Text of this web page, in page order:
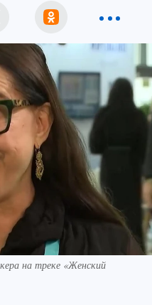
на треке «Женский